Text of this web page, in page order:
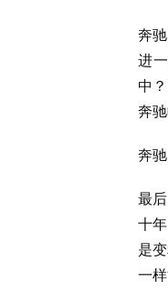
奔
进
中
奔
奔
最
十
是
一